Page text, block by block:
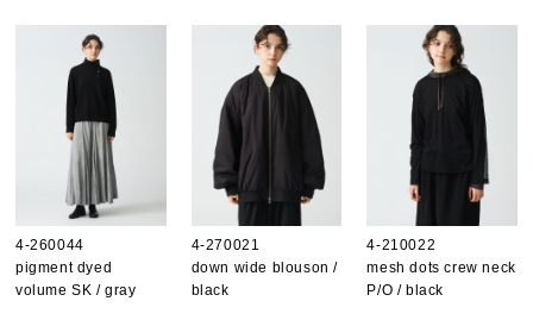
4-260044
pigment dyed
volume SK / gray
4-270021
down wide blouson /
black
4-210022
mesh dots crew neck
P/O / black